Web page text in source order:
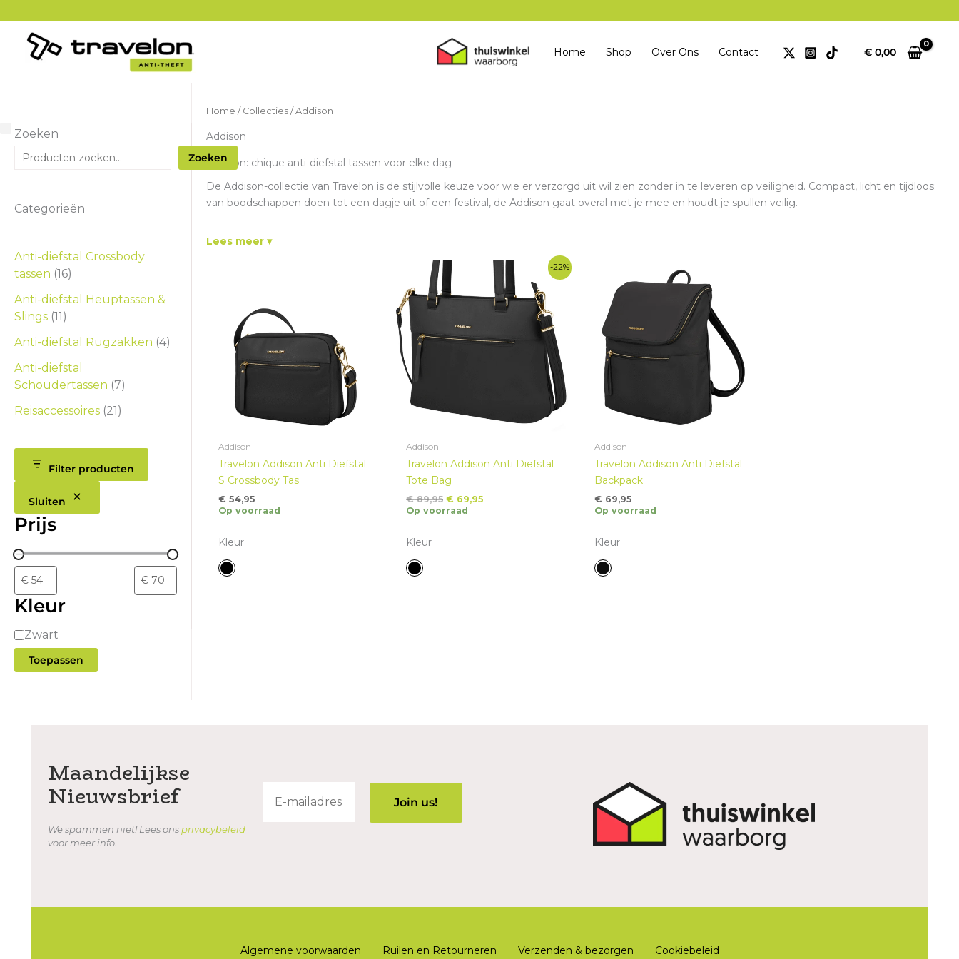
naar
inhoud
Home Shop Over Ons Contact € 0,00
Zoeken
Zoeken
Categorieën
Anti-diefstal Crossbody
tassen (16)
Anti-diefstal Heuptassen &
Slings (11)
Anti-diefstal Rugzakken (4)
Anti-diefstal
Schoudertassen (7)
Reisaccessoires (21)
Filter producten
Sluiten
Prijs
Kleur
K Zwart
Toepassen
Home / Collecties/ Addison
Addison
Addison: chique anti-diefstal tassen voor elke dag
De Addison-collectie van Travelon is de stijlvolle keuze voor wie er verzorgd uit wil zien zonder in te leveren op veiligheid. Compact, licht en tijdloos:
van boodschappen doen tot een dagje uit of een festival, de Addison gaat overal met je mee en houdt je spullen veilig.
Lees meer
Addison
Travelon Addison Anti Diefstal
S Crossbody Tas
€ 54,95
Op voorraad
Kleur
-22%
Addison
Travelon Addison Anti Diefstal
Tote Bag
€89,95 Oorspronkelijke
prijs
€ 69,95Huidige
Op voorraad
Kleur
Addison
Travelon Addison Anti Diefstal
Backpack
€ 69,95
Op voorraad
Kleur
Maandelijkse
Nieuwsbrief
We spammen niet! Lees ons privacybeleid
voor meer info.
Algemene voorwaarden Ruilen en Retourneren Verzenden & bezorgen Cookiebeleid